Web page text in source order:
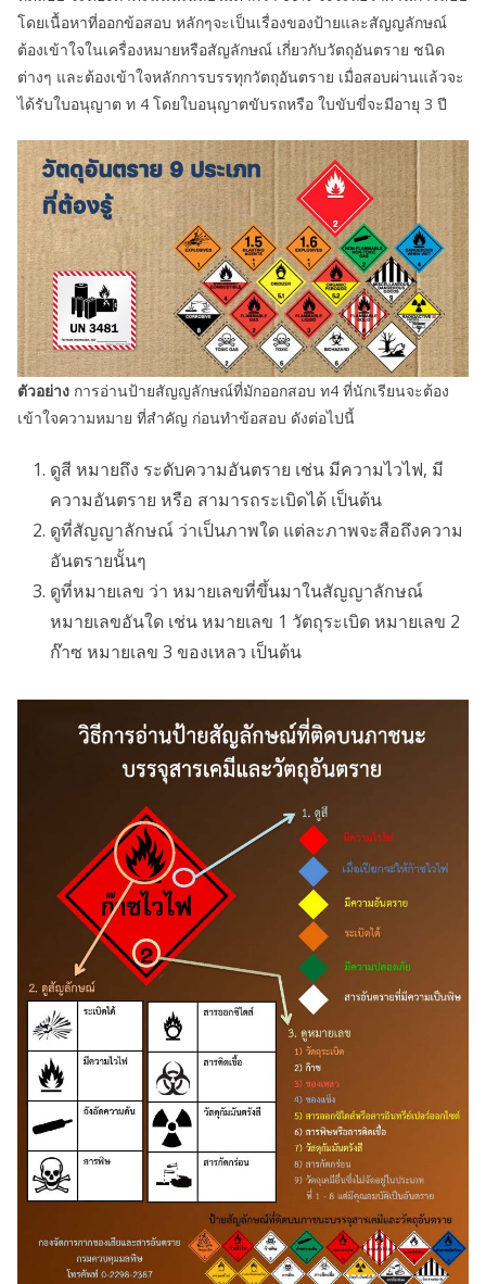
โดยเนื้อหาที่ออกข้อสอบ หลักๆจะเป็นเรื่องของป้ายและสัญญลักษณ์
ต้องเข้าใจในเครื่องหมายหรือสัญลักษณ์ เกี่ยวกับวัตถุอันตราย ชนิด
ต่างๆ และต้องเข้าใจหลักการบรรทุกวัตถุอันตราย เมื่อสอบผ่านแล้วจะ
ได้รับใบอนุญาต ท 4 โดยใบอนุญาตขับรถหรือ ใบขับขี่จะมีอายุ 3 ปี
ตัวอย่าง การอ่านป้ายสัญญลักษณ์ที่มักออกสอบ ท4 ที่นักเรียนจะต้อง
เข้าใจความหมาย ที่สำคัญ ก่อนทำข้อสอบ ดังต่อไปนี้
ดูสี หมายถึง ระดับความอันตราย เช่น มีความไวไฟ, มี
ความอันตราย หรือ สามารถระเบิดได้ เป็นต้น
ดูที่สัญญาลักษณ์ ว่าเป็นภาพใด แต่ละภาพจะสือถึงความ
อันตรายนั้นๆ
ดูที่หมายเลข ว่า หมายเลขที่ขึ้นมาในสัญญาลักษณ์
หมายเลขอันใด เช่น หมายเลข 1 วัตถุระเบิด หมายเลข 2
ก๊าซ หมายเลข 3 ของเหลว เป็นต้น